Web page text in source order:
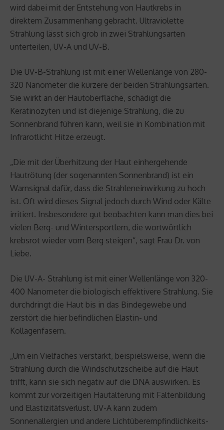
wird dabei mit der Entstehung von Hautkrebs in
direktem Zusammenhang gebracht. Ultraviolette
Strahlung lässt sich grob in zwei Strahlungsarten
unterteilen, UV-A und UV-B.
Die UV-B-Strahlung ist mit einer Wellenlänge von 280-
320 Nanometer die kürzere der beiden Strahlungsarten.
Sie wirkt an der Hautoberfläche, schädigt die
Keratinozyten und ist diejenige Strahlung, die zu
Sonnenbrand führen kann, weil sie in Kombination mit
Infrarotlicht Hitze erzeugt.
„Die mit der Überhitzung der Haut einhergehende
Hautrötung (der sogenannten Sonnenbrand) ist ein
Warnsignal dafür, dass die Strahleneinwirkung zu hoch
ist. Oft wird dieses Signal jedoch durch Wind oder Kälte
irritiert. Insbesondere gut beobachten kann man dies bei
vielen Berg- und Wintersportlern, die wortwörtlich
krebsrot wieder vom Berg steigen“, sagt Frau Dr. von
Liebe.
Die UV-A- Strahlung ist mit einer Wellenlänge von 320-
400 Nanometer die biologisch effektivere Strahlung. Sie
durchdringt die Haut bis in das Bindegewebe und
zerstört die hier befindlichen Elastin- und
Kollagenfasern.
„Um ein Vielfaches verstärkt, beispielsweise, wenn die
Strahlung durch die Windschutzscheibe auf die Haut
trifft, kann sie sich negativ auf die DNA auswirken. Es
kommt zur vorzeitigen Hautalterung mit Faltenbildung
und Elastizitätsverlust. UV-A kann zudem
Sonnenallergien und andere Lichtüberempfindlichkeits-